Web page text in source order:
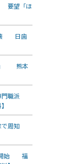
要望「ほ
壊 日歯
」 熊本
職派
で周知
開始 福